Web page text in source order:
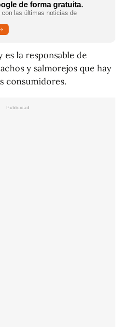
de forma gratuita.
con las últimas noticias de
es la responsable de
y salmorejos que hay
consumidores.